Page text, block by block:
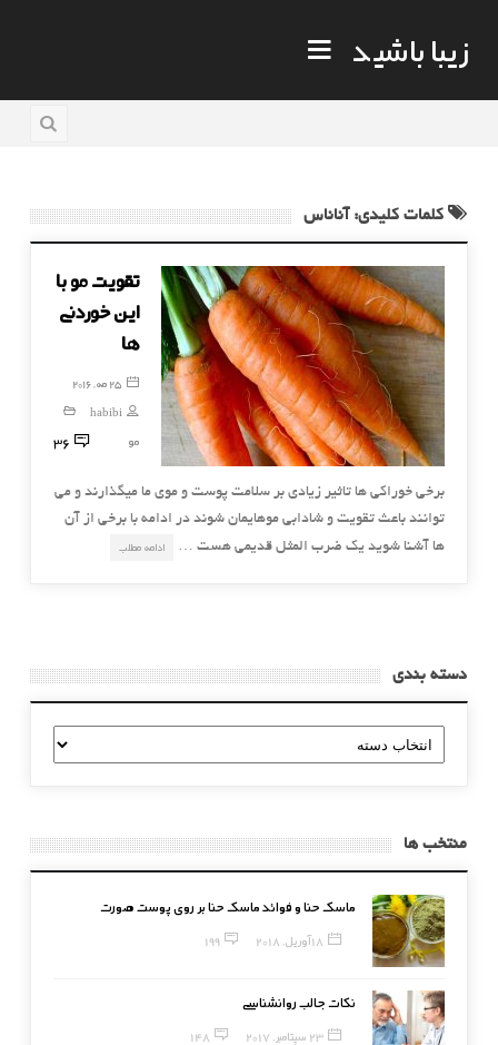
زیبا باشید
کلمات کلیدی: آناناس
تقویت مو با
این خوردنی
ها
25 مه, 2016
habibi
مو
36
برخی خوراکی ها تاثیر زیادی بر سلامت پوست و موی ما میگذارند و می
توانند باعث تقویت و شادابی موهایمان شوند در ادامه با برخی از آن
ها آشنا شوید یک ضرب المثل قدیمی هست …
ادامه مطلب
دسته بندی
دسته
بندی
منتخب ها
ماسک حنا و فوائد ماسک حنا بر روی پوست صورت
18 آوریل, 2018 199
نکات جالب روانشناسی
23 سپتامبر, 2017 148